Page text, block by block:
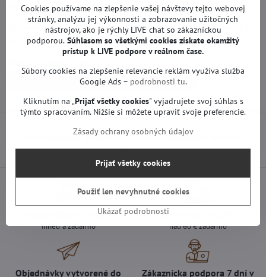
Na použité náhradné diely poskytujeme záruku 12 mesiacov.
Náhradné diely na TV LG sú funkčné od výroby. Neprebehla na nich
žiadna oprava ani servis.
Náhradné diely | LG TV Zdroje | LG TV
Predchádzajúci produkt Nasledujúci produkt
Osobný odber v Trenčíne
ihneď a zadarmo
Doprava len za 2,90 €
nad 60 € zadarmo
Objednávky vytvorené do
Zákaznícka podpora 7 dní v
Cookies používame na zlepšenie vašej návštevy tejto webovej
stránky, analýzu jej výkonnosti a zobrazovanie užitočných
nástrojov, ako je rýchly LIVE chat so zákazníckou
podporou. Súhlasom so všetkými cookies získate okamžitý
prístup k LIVE podpore v reálnom čase.
Súbory cookies na zlepšenie relevancie reklám využíva služba
Google Ads – podrobnosti tu.
Kliknutím na „ Prijať všetky cookies" vyjadrujete svoj súhlas s
týmto spracovaním. Nižšie si môžete upraviť svoje preferencie.
Zásady ochrany osobných údajov
Ukázať podrobnosti
Prijať všetky cookies
Použiť len nevyhnutné cookies